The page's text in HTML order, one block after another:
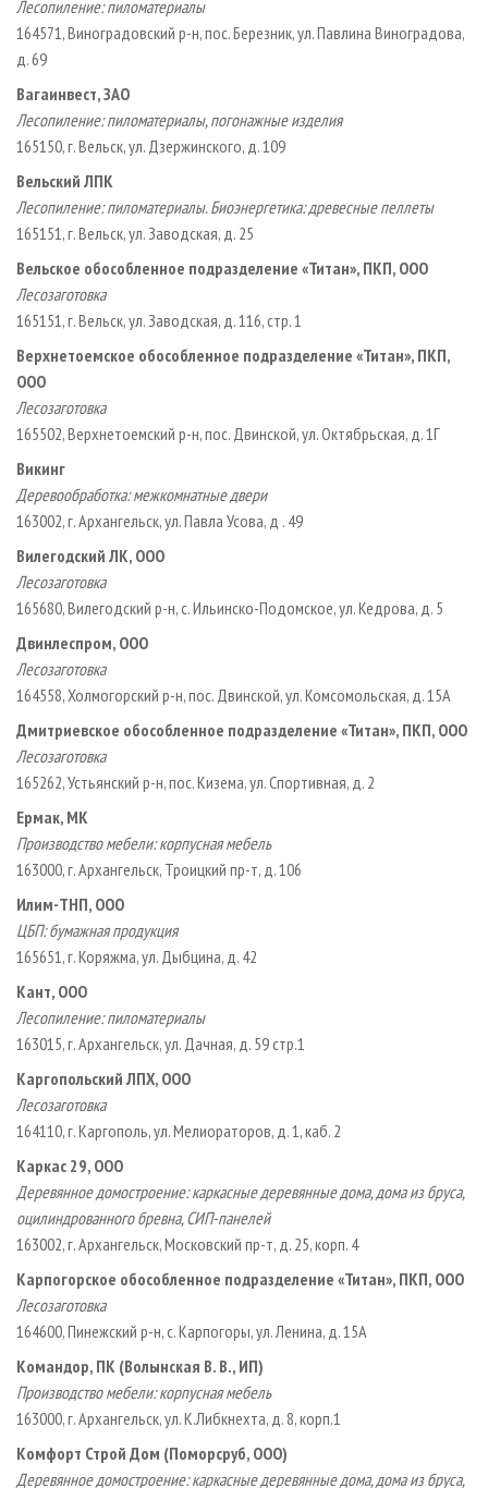
Лесопиление: пиломатериалы
164571, Виноградовский р-н, пос. Березник, ул. Павлина Виноградова,
д. 69
Вагаинвест, ЗАО
Лесопиление: пиломатериалы, погонажные изделия
165150, г. Вельск, ул. Дзержинского, д. 109
Вельский ЛПК
Лесопиление: пиломатериалы. Биоэнергетика: древесные пеллеты
165151, г. Вельск, ул. Заводская, д. 25
Вельское обособленное подразделение «Титан», ПКП, ООО
Лесозаготовка
165151, г. Вельск, ул. Заводская, д. 116, стр. 1
Верхнетоемское обособленное подразделение «Титан», ПКП,
ООО
Лесозаготовка
165502, Верхнетоемский р-н, пос. Двинской, ул. Октябрьская, д. 1Г
Викинг
Деревообработка: межкомнатные двери
163002, г. Архангельск, ул. Павла Усова, д . 49
Вилегодский ЛК, ООО
Лесозаготовка
165680, Вилегодский р-н, с. Ильинско-Подомское, ул. Кедрова, д. 5
Двинлеспром, ООО
Лесозаготовка
164558, Холмогорский р-н, пос. Двинской, ул. Комсомольская, д. 15А
Дмитриевское обособленное подразделение «Титан», ПКП, ООО
Лесозаготовка
165262, Устьянский р-н, пос. Кизема, ул. Спортивная, д. 2
Ермак, МК
Производство мебели: корпусная мебель
163000, г. Архангельск, Троицкий пр-т, д. 106
Илим-ТНП, ООО
ЦБП: бумажная продукция
165651, г. Коряжма, ул. Дыбцина, д. 42
Кант, ООО
Лесопиление: пиломатериалы
163015, г. Архангельск, ул. Дачная, д. 59 стр.1
Каргопольский ЛПХ, ООО
Лесозаготовка
164110, г. Каргополь, ул. Мелиораторов, д. 1, каб. 2
Каркас 29, ООО
Деревянное домостроение: каркасные деревянные дома, дома из бруса,
оцилиндрованного бревна, СИП-панелей
163002, г. Архангельск, Московский пр-т, д. 25, корп. 4
Карпогорское обособленное подразделение «Титан», ПКП, ООО
Лесозаготовка
164600, Пинежский р-н, с. Карпогоры, ул. Ленина, д. 15А
Командор, ПК (Волынская В. В., ИП)
Производство мебели: корпусная мебель
163000, г. Архангельск, ул. К.Либкнехта, д. 8, корп.1
Комфорт Строй Дом (Поморсруб, ООО)
Деревянное домостроение: каркасные деревянные дома, дома из бруса,